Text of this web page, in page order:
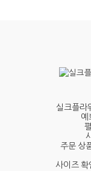
실크플라
예
주문 상
사이즈 확